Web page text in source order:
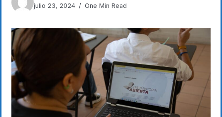
julio 23, 2024
One Min Read